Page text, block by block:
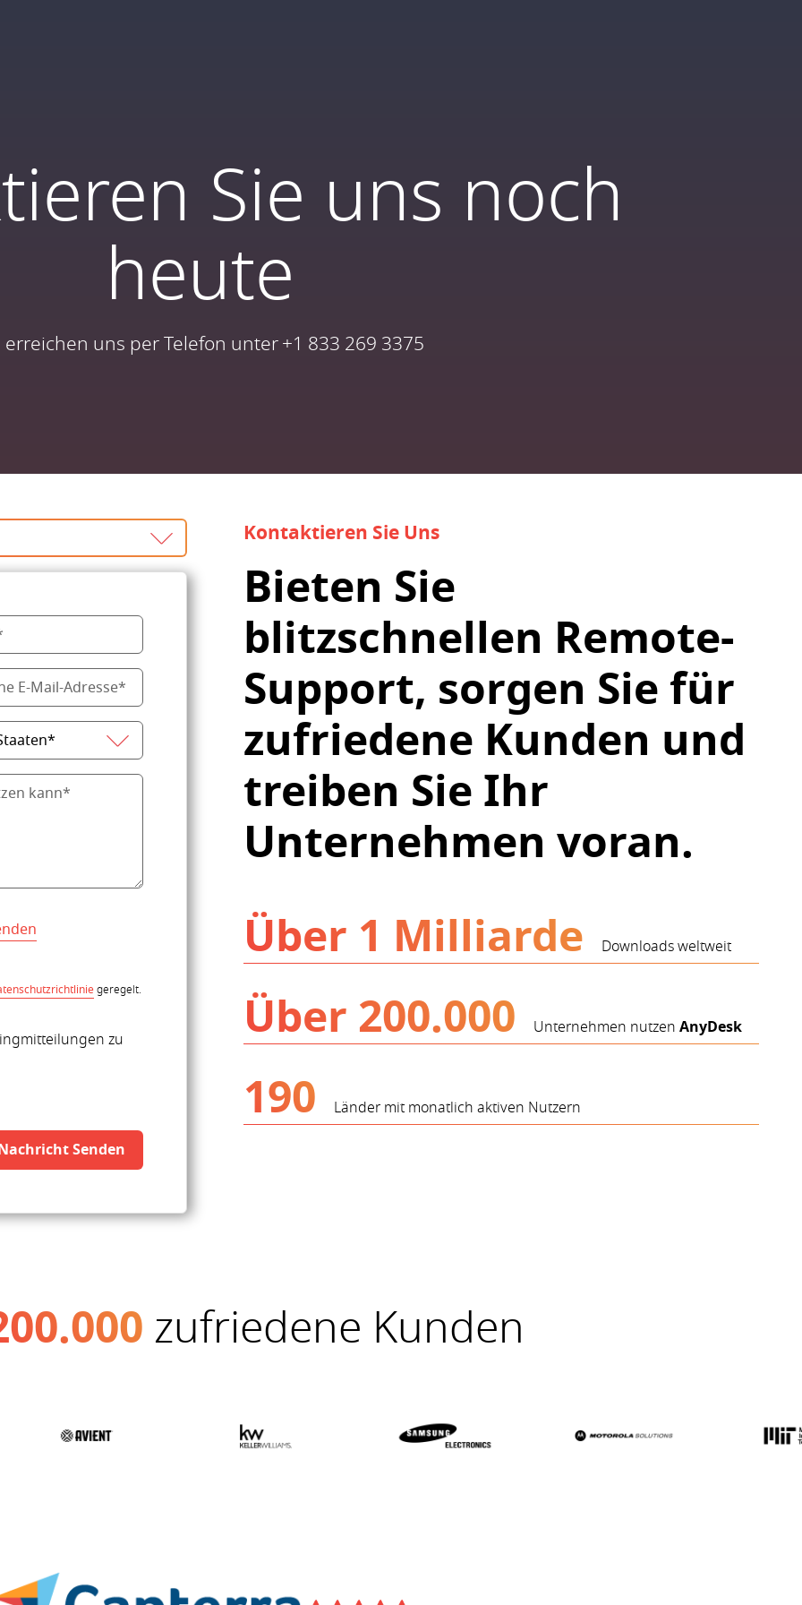
Sie uns noch
heute
erreichen uns per Telefon unter +1 833 269 3375
Kontaktieren Sie Uns
Bieten Sie
blitzschnellen Remote-
Support, sorgen Sie für
zufriedene Kunden und
treiben Sie Ihr
Unternehmen voran.
Über 1 Milliarde
Downloads weltweit
Über 200.000 Unternehmen nutzen AnyDesk
190 Länder mit monatlich aktiven Nutzern
geregelt.
zu
Senden
zufriedene Kunden